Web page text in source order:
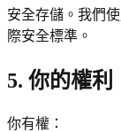
安全存儲。我們
際安全標準。
5. 你的權利
你有權：